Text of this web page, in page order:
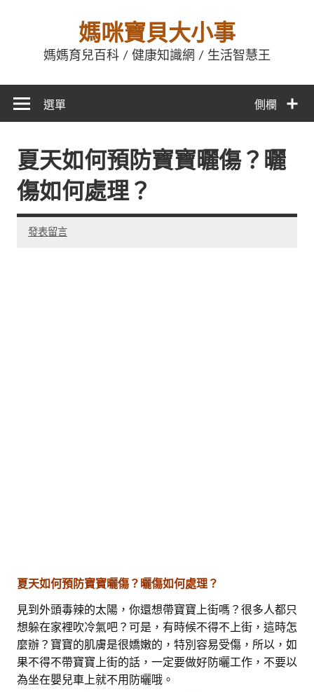
媽咪寶貝大小事
媽媽育兒百科 / 健康知識網 / 生活智慧王
側欄
選單
夏天如何預防寶寶曬傷？曬
傷如何處理？
發表留言
夏天如何預防寶寶曬傷？曬傷如何處理？
見到外頭毒辣的太陽，你還想帶寶寶上街嗎？很多人都只
想躲在家裡吹冷氣吧？可是，有時候不得不上街，這時怎
麼辦？寶寶的肌膚是很嬌嫩的，特別容易受傷，所以，如
果不得不帶寶寶上街的話，一定要做好防曬工作，不要以
為坐在嬰兒車上就不用防曬哦。